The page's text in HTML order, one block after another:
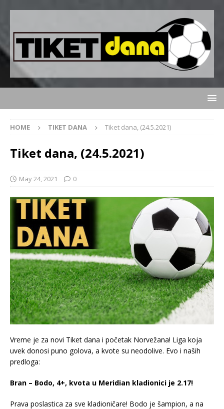
HOME TIKET DANA Tiket dana, (24.5.2021)
Tiket dana, (24.5.2021)
May 24, 2021 0
Vreme je za novi Tiket dana i početak Norvežana! Liga koja
uvek donosi puno golova, a kvote su neodolive. Evo i naših
predloga:
Bran – Bodo, 4+, kvota u Meridian kladionici je 2.17!
Prava poslastica za sve kladioničare! Bodo je šampion, a na